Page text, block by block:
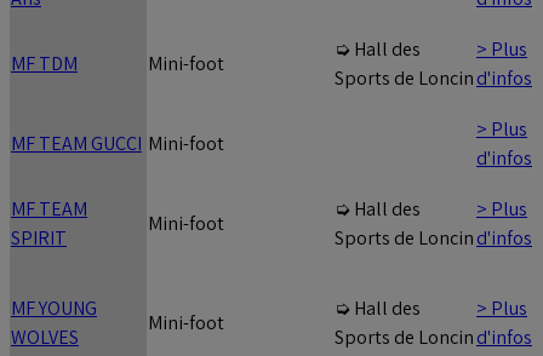
MF TDM Mini-foot
➭ Hall des
Sports de Loncin
> Plus
d'infos
MF TEAM GUCCI Mini-foot
> Plus
d'infos
MF TEAM
SPIRIT
Mini-foot
➭ Hall des
Sports de Loncin
> Plus
d'infos
MF YOUNG
WOLVES
Mini-foot
➭ Hall des
Sports de Loncin
> Plus
d'infos